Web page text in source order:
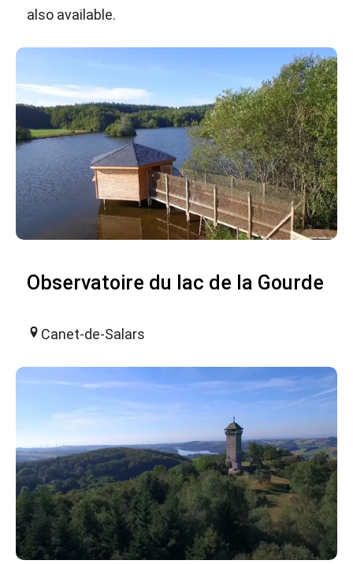
also available.
Observatoire du lac de la Gourde
Canet-de-Salars